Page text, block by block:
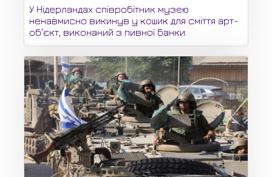
У Нідерландах співробітник музею
ненавмисно викинув у кошик для сміття арт-
об'єкт, виконаний з пивної банки.